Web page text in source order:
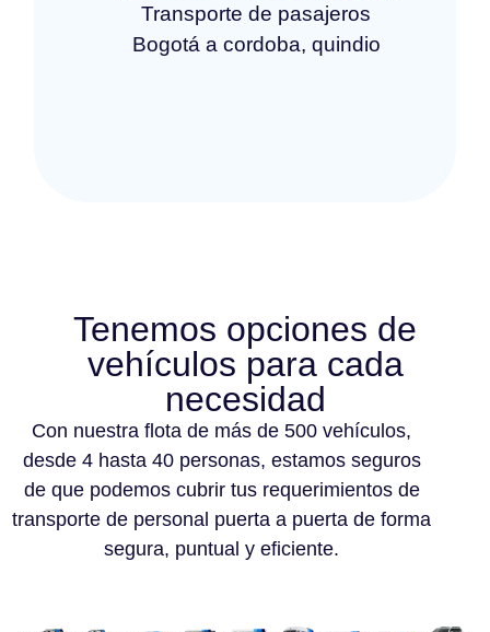
Transporte de pasajeros
Bogotá a cordoba, quindio
Tenemos opciones de
vehículos para cada
necesidad
Con nuestra flota de más de 500 vehículos,
desde 4 hasta 40 personas, estamos seguros
de que podemos cubrir tus requerimientos de
transporte de personal puerta a puerta de forma
segura, puntual y eficiente.